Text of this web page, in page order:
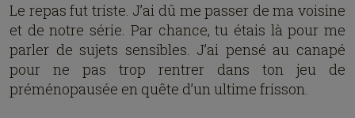
Le repas fut triste. J’ai dû me passer de ma voisine
et de notre série. Par chance, tu étais là pour me
parler de sujets sensibles. J’ai pensé au canapé
pour ne pas trop rentrer dans ton jeu de
préménopausée en quête d’un ultime frisson.